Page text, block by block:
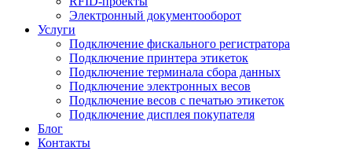
Электронный документооборот
Услуги
Подключение фискального регистратора
Подключение принтера этикеток
Подключение терминала сбора данных
Подключение электронных весов
Подключение весов с печатью этикеток
Подключение дисплея покупателя
Блог
Контакты